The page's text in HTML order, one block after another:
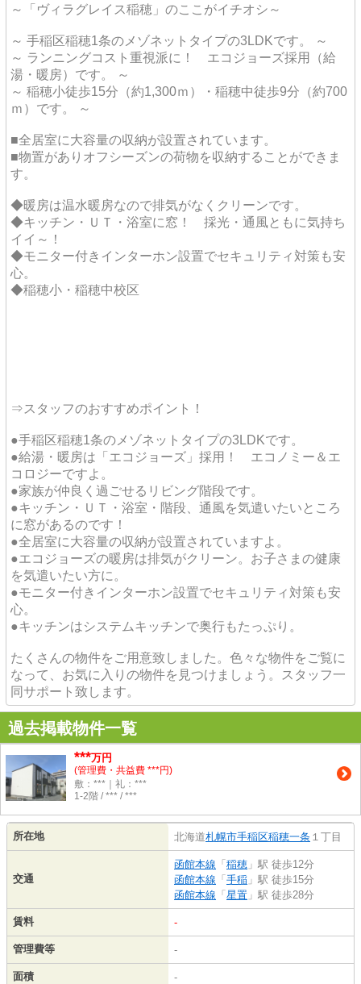
～「ヴィラグレイス稲穂」のここがイチオシ～
～ 手稲区稲穂1条のメゾネットタイプの3LDKです。 ～
～ ランニングコスト重視派に！ エコジョーズ採用（給
湯・暖房）です。 ～
～ 稲穂小徒歩15分（約1,300ｍ）・稲穂中徒歩9分（約700
ｍ）です。 ～
■全居室に大容量の収納が設置されています。
■物置がありオフシーズンの荷物を収納することができま
す。
◆暖房は温水暖房なので排気がなくクリーンです。
◆キッチン・ＵＴ・浴室に窓！ 採光・通風ともに気持ち
イイ～！
◆モニター付きインターホン設置でセキュリティ対策も安
心。
◆稲穂小・稲穂中校区
⇒スタッフのおすすめポイント！
●手稲区稲穂1条のメゾネットタイプの3LDKです。
●給湯・暖房は「エコジョーズ」採用！ エコノミー＆エ
コロジーですよ。
●家族が仲良く過ごせるリビング階段です。
●キッチン・ＵＴ・浴室・階段、通風を気遣いたいところ
に窓があるのです！
●全居室に大容量の収納が設置されていますよ。
●エコジョーズの暖房は排気がクリーン。お子さまの健康
を気遣いたい方に。
●モニター付きインターホン設置でセキュリティ対策も安
心。
●キッチンはシステムキッチンで奥行もたっぷり。
たくさんの物件をご用意致しました。色々な物件をご覧に
なって、お気に入りの物件を見つけましょう。スタッフ一
同サポート致します。
過去掲載物件一覧
***万円
(管理費・共益費 ***円)
敷：***｜礼：***
1-2階 / *** / ***
所在地 北海道札幌市手稲区稲穂一条 １丁目
交通
函館本線 「稲穂 」駅 徒歩12分
函館本線 「手稲 」駅 徒歩15分
函館本線 「星置 」駅 徒歩28分
賃料 -
管理費等 -
面積 -